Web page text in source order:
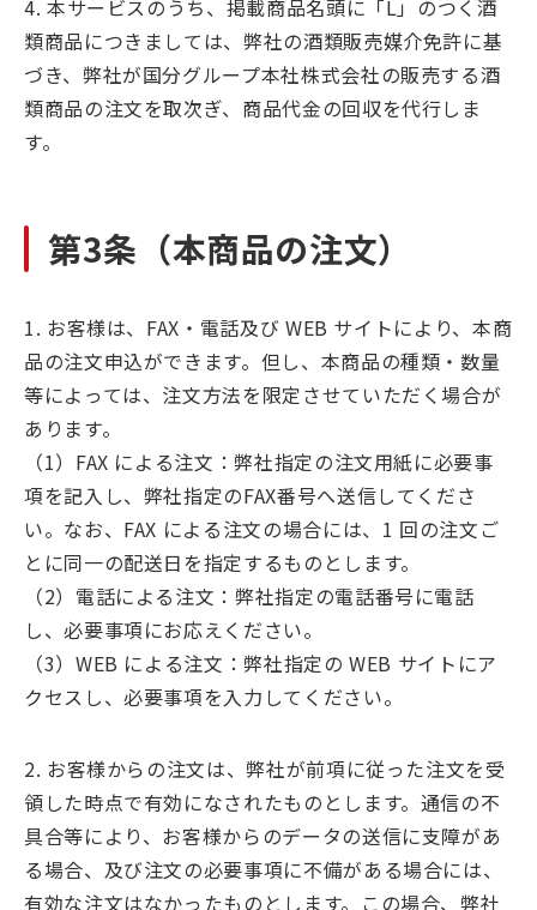
4. 本サービスのうち、掲載商品名頭に「L」のつく酒
類商品につきましては、弊社の酒類販売媒介免許に基
づき、弊社が国分グループ本社株式会社の販売する酒
類商品の注文を取次ぎ、商品代金の回収を代行しま
す。
第3条（本商品の注文）
1. お客様は、FAX・電話及び WEB サイトにより、本商
品の注文申込ができます。但し、本商品の種類・数量
等によっては、注文方法を限定させていただく場合が
あります。
（1）FAX による注文：弊社指定の注文用紙に必要事
項を記入し、弊社指定のFAX番号へ送信してくださ
い。なお、FAX による注文の場合には、1 回の注文ご
とに同一の配送日を指定するものとします。
（2）電話による注文：弊社指定の電話番号に電話
し、必要事項にお応えください。
（3）WEB による注文：弊社指定の WEB サイトにア
クセスし、必要事項を入力してください。
2. お客様からの注文は、弊社が前項に従った注文を受
領した時点で有効になされたものとします。通信の不
具合等により、お客様からのデータの送信に支障があ
る場合、及び注文の必要事項に不備がある場合には、
有効な注文はなかったものとします。この場合、弊社